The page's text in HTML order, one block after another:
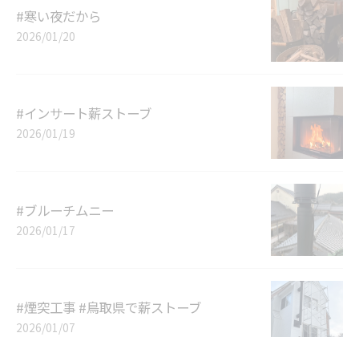
#寒い夜だから
2026/01/20
#インサート薪ストーブ
2026/01/19
#ブルーチムニー
2026/01/17
#煙突工事 #鳥取県で薪ストーブ
2026/01/07